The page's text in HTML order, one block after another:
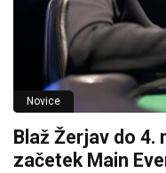
Novice
Blaž Žerjav do 4.
začetek Main